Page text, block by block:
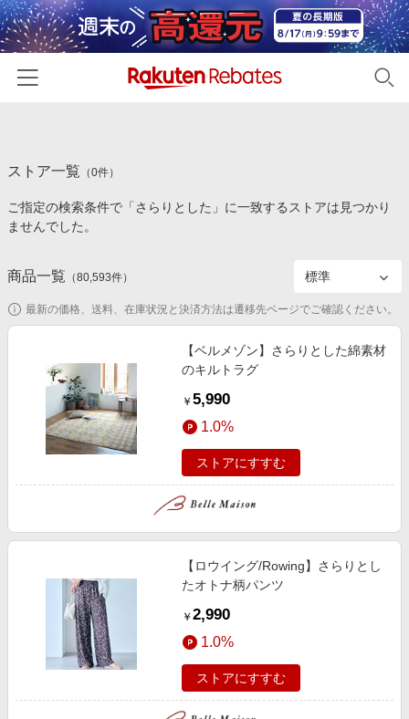
カテゴリー一覧
百貨店・総合ECモール
食品・スイーツ・お酒
コスメ・健康・医薬品
家電・PC・スマホ・カメラ
エンタメ
スポーツ・アウトドア・ゴルフ
旅行・レジャー・ホテル予約
金融・マネー・保険
デジタルコンテンツ
ビジネス・その他サービス
イベント一覧
初回購入者限定特典
対象ストア新規限定特典
電子書籍特集
楽天ペイ導入ストア
楽天サービス特集
わくわく夏特集
とことん買い物チャレンジ
Qoo10メガポ
Samsung ボーナスキャンペーン
週末の高還元 夏の長期版
ストア一覧 （0件）
ご指定の検索条件で「さらりとした」に一致するストアは見つかり
ませんでした。
商品一覧 （80,593件）
最新の価格、送料、在庫状況と決済方法は遷移先ページでご確認ください。
【ベルメゾン】さらりとした綿素材
のキルトラグ
￥ 5,990
1.0%
ストアにすすむ
【ロウイング/Rowing】さらりとし
たオトナ柄パンツ
￥ 2,990
1.0%
ストアにすすむ